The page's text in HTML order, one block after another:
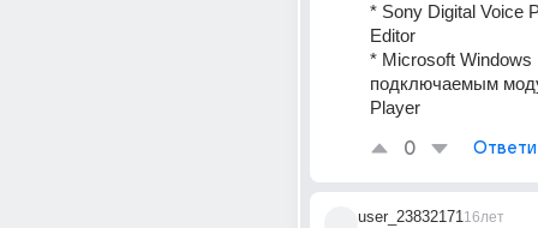
* Sony Digital Voice
Editor
* Microsoft Windows
подключаемым
Player
0
user_2383217116лет